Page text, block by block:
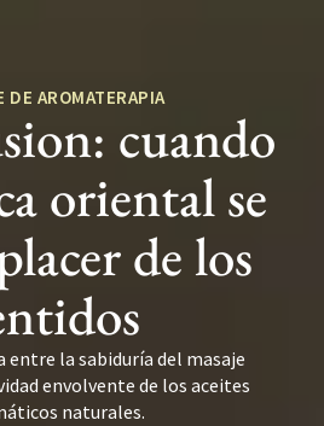
DE AROMATERAPIA
cuando
oriental se
de los
entre la sabiduría del masaje
envolvente de los aceites
naturales.